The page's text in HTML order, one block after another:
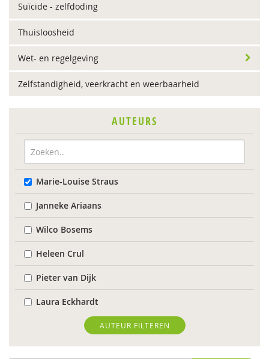
Suïcide - zelfdoding
Thuisloosheid
Wet- en regelgeving
Zelfstandigheid, veerkracht en weerbaarheid
AUTEURS
Marie-Louise Straus
Janneke Ariaans
Wilco Bosems
Heleen Crul
Pieter van Dijk
Laura Eckhardt
Liebje Hoekendijk
Manu Keirse
AUTEUR FILTEREN